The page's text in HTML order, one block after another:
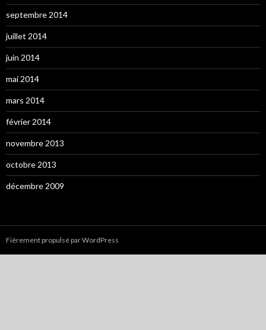
septembre 2014
juillet 2014
juin 2014
mai 2014
mars 2014
février 2014
novembre 2013
octobre 2013
décembre 2009
Fièrement propulsé par WordPress